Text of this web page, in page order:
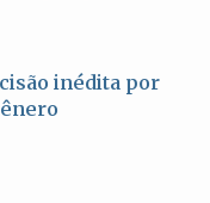
inédita por